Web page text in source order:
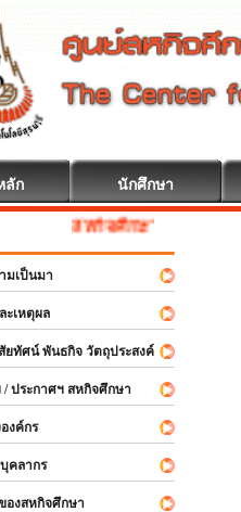
ลัก นักศึกษา
สหกิจศึกษา ยินดีต้อนรับ
เป็นมา
เหตุผล
ศน์ พันธกิจ วัตถุประสงค์
ระกาศฯ สหกิจศึกษา
งค์กร
คลากร
งสหกิจศึกษา